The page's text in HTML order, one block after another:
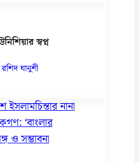
স্বপ্ন
রশিদ ঘানুশী